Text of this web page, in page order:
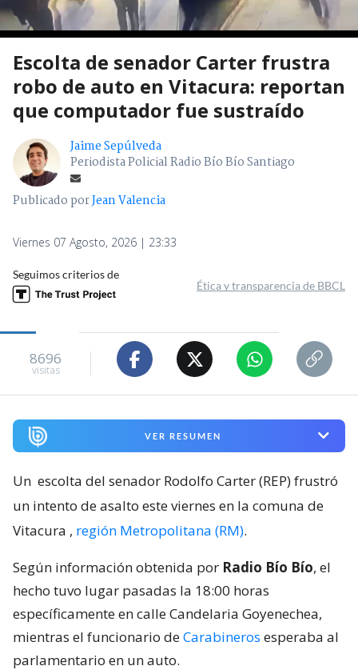
Escolta de senador Carter frustra
robo de auto en Vitacura: reportan
que computador fue sustraído
Jaime Sepúlveda
Periodista Policial Radio Bío Bío Santiago
Publicado porJean Valencia
Viernes 07 Agosto, 2026 | 23:33
Seguimos criterios de
Ética y transparencia de BBCL
8696
visitas
VER RESUMEN
Un escolta del senador Rodolfo Carter (REP) frustró
un intento de asalto este viernes en la comuna de
Vitacura , región Metropolitana (RM).
Según información obtenida por Radio Bío Bío, el
hecho tuvo lugar pasadas la 18:00 horas
específicamente en calle Candelaria Goyenechea,
mientras el funcionario deCarabineros esperaba al
parlamentario en un auto.